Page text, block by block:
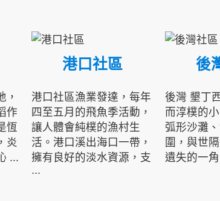
，
作
恆
炎
...
港口社區
港口社區漁業發達，每年
四至五月的飛魚季活動，
讓人體會純樸的漁村生
活。港口溪出海口一帶，
擁有良好的淡水資源，支
...
後
後灣 墾丁
而淳樸的
弧形沙灘
圍，與世
遺失的一